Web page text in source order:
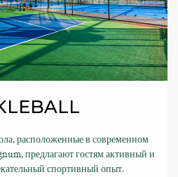
расположенные в современном
предлагают гостям активный и
спортивный опыт.